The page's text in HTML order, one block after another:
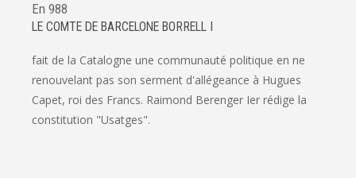
En 988
LE COMTE DE BARCELONE BORRELL I
fait de la Catalogne une communauté politique en ne
renouvelant pas son serment d'allégeance à Hugues
Capet, roi des Francs. Raimond Berenger Ier rédige la
constitution "Usatges".